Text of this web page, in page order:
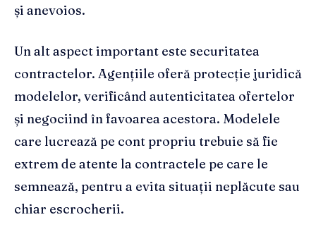
și anevoios.
Un alt aspect important este securitatea
contractelor. Agențiile oferă protecție juridică
modelelor, verificând autenticitatea ofertelor
și negociind în favoarea acestora. Modelele
care lucrează pe cont propriu trebuie să fie
extrem de atente la contractele pe care le
semnează, pentru a evita situații neplăcute sau
chiar escrocherii.